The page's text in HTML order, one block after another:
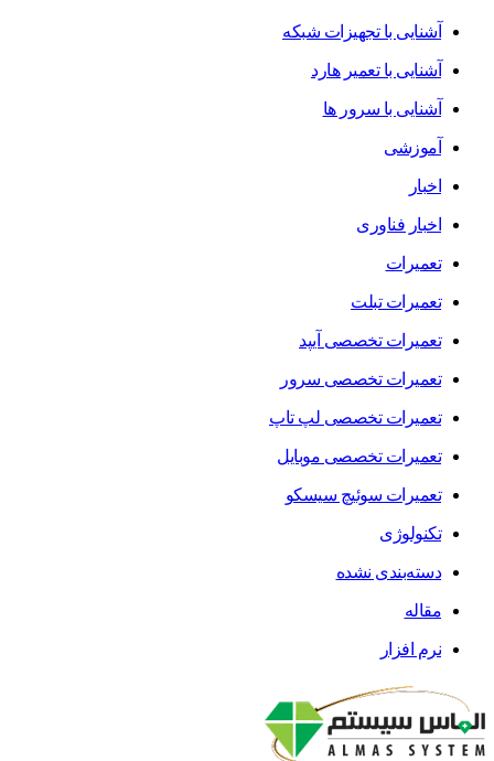
آشنایی با تجهیزات شبکه
آشنایی با تعمیر هارد
آشنایی با سرور ها
آموزشی
اخبار
اخبار فناوری
تعمیرات
تعمیرات تبلت
تعمیرات تخصصی آیپد
تعمیرات تخصصی سرور
تعمیرات تخصصی لپ تاپ
تعمیرات تخصصی موبایل
تعمیرات سوئیچ سیسکو
تکنولوژی
دسته‌بندی نشده
مقاله
نرم افزار